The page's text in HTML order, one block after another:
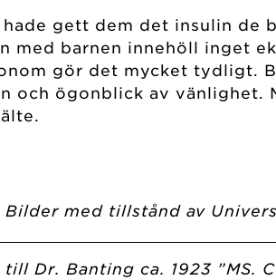
gett dem det insulin
med barnen innehöll inget
gör det mycket tydligt.
och ögonblick av vänlighet.
Bilder med tillstånd av
Dr. Banting ca. 1923 ”MS.